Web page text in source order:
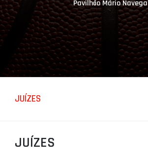
ASSOCIAÇÕES
CLUBES
AGENTES
AGENDA
SELEÇÕES
ÁREA TÉCNICA
LIGA BETCLIC MASCULINA
Pavilhão Mário Navega
JUÍZES
JUÍZES